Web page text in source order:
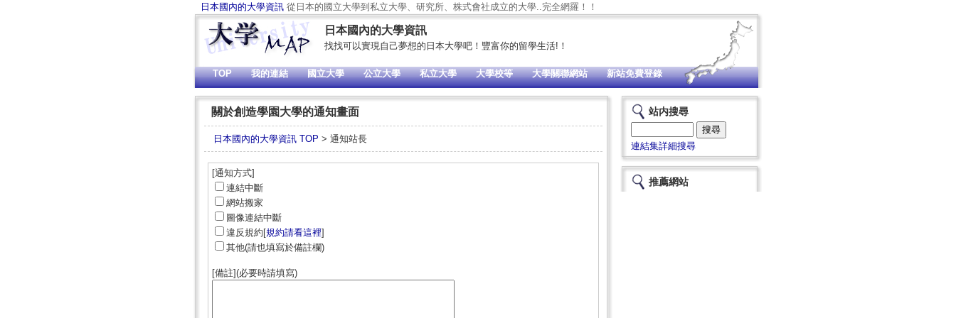
日本國內的大學資訊 從日本的國立大學到私立大學、研究所、株式會社成立的大學..完全網羅！！
日本國內的大學資訊
找找可以實現自己夢想的日本大學吧！豐富你的留學生活!！
TOP 我的連結 國立大學 公立大學 私立大學 大學校等 大學關聯網站 新站免費登錄
關於創造學園大學的通知畫面
日本國內的大學資訊 TOP > 通知站長
[通知方式]
連結中斷
網站搬家
圖像連結中斷
違反規約[規約請看這裡]
其他(請也填寫於備註欄)
[備註](必要時請填寫)
站内搜尋
連結集詳細搜尋
推薦網站